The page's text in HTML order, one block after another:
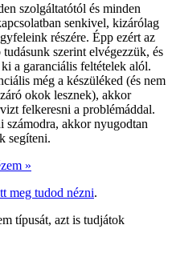
szolgáltatótól és minden
senkivel, kizárólag
részére. Épp ezért az
szerint elvégezzük, és
a garanciális feltételek alól.
még a készüléked (és nem
okok lesznek), akkor
felkeresni a problémáddal.
számodra, akkor nyugodtan
segíteni.
»
meg tudod nézni.
típusát, azt is tudjátok